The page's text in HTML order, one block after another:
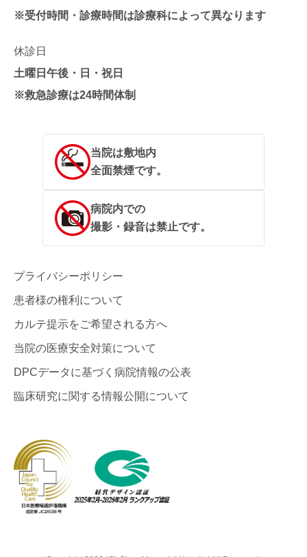
※受付時間・診療時間は診療科によって異なります
休診日
土曜日午後・日・祝日
※救急診療は24時間体制
当院は敷地内
全面禁煙です。
病院内での
撮影・録音は禁止です。
プライバシーポリシー
患者様の権利について
カルテ提示をご希望される方へ
当院の医療安全対策について
DPCデータに基づく病院情報の公表
臨床研究に関する情報公開について